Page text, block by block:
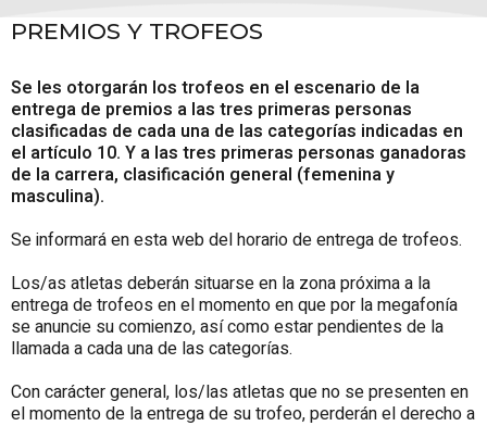
PREMIOS Y TROFEOS
Se les otorgarán los trofeos en el escenario de la
entrega de premios a las tres primeras personas
clasificadas de cada una de las categorías indicadas en
el artículo 10. Y a las tres primeras personas ganadoras
de la carrera, clasificación general (femenina y
masculina).
Se informará en esta web del horario de entrega de trofeos.
Los/as atletas deberán situarse en la zona próxima a la
entrega de trofeos en el momento en que por la megafonía
se anuncie su comienzo, así como estar pendientes de la
llamada a cada una de las categorías.
Con carácter general, los/las atletas que no se presenten en
el momento de la entrega de su trofeo, perderán el derecho a